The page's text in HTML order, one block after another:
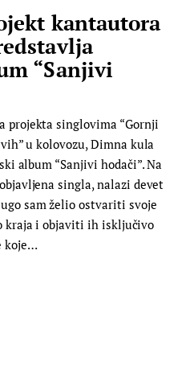
kantautora
“Sanjivi
projekta singlovima “Gornji
u kolovozu, Dimna kula
album “Sanjivi hodači”. Na
singla, nalazi devet
sam želio ostvariti svoje
kraja i objaviti ih isključivo
koje…